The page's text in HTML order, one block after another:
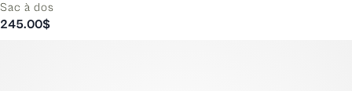
Sac à dos
245.00$